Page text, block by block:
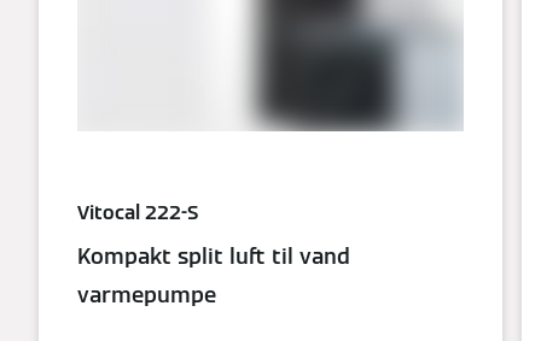
Vitocal 222-S
Kompakt split luft til vand
varmepumpe